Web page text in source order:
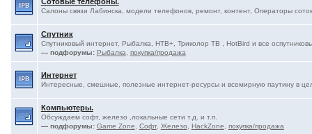
Салоны связи Лабинска, модели телефонов, ремонт, контент, Операторы
Спутник
Спутниковый интернет, Рыбалка, НТВ+, Триколор ТВ , HotBird и все
— подфорумы: Рыбалка покупка/продажа
Интернет
Интересные, смешные, полезные интернет-ресурсы и всемирную паутину в
Компьютеры.
Обсуждаем софт, железо ,локальные сети т.д. и т.п.
— подфорумы: Game Zone Софт, Железо HackZone покупка/продажа